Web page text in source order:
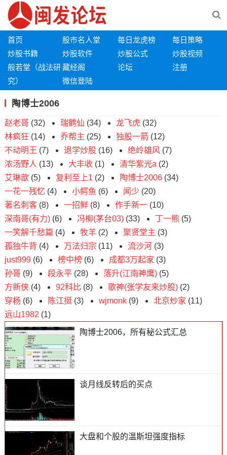
首页 股市名人堂 每日龙虎榜
每日策略
炒股书籍
炒股软件 炒股公式
炒股视频
般若堂（战法研
究）
藏经阁 论坛
注册
微信登陆
陶博士2006
赵老哥(32) 瑞鹤仙 (34) 龙飞虎 (32)
林疯狂 (14) 乔帮主 (25) 独股一箭(12)
不动明王 (7) 退学炒股(16) 绝岭雄风(7)
浓汤野人 (13) 大丰收(1) 清华紫光a (2)
艾琳歆(5) 复利至上1 (2) 陶博士2006(34)
一花一残忆 (4) 小鳄鱼 (6) 闻少 (20)
著名刺客(8) 一招鲜(8) 作手新一(10)
深南哥(有力)(6) 冯柳(茅台03)(33) 丁一熊(5)
一笑解千愁篇 (4) 牧羊(2) 聚贤堂主 (3)
孤独牛背 (4) 万法归宗 (11) 流沙河 (3)
just999(6) 榜中榜(6) 成都3万起家 (3)
孙哥(9) 段永平(28) 落升(江南神鹰)(5)
方新侠(4) 92科比 (8) 歌神(张学友来炒股)(2)
穿杨 (6) 陈江挺(3) wjmonk(9) 北京炒家 (11)
远山1982 (1)
陶博士2006，所有秘公式汇总
谈月线反转后的买点
大盘和个股的温斯坦强度指标